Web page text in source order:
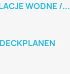
WODNE /...